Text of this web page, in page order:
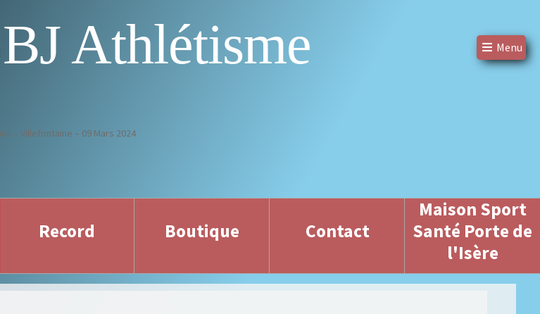
Athlétisme Menu
– Villefontaine – 09 Mars 2024
Record Boutique Contact
Maison Sport
Santé Porte de
l'Isère